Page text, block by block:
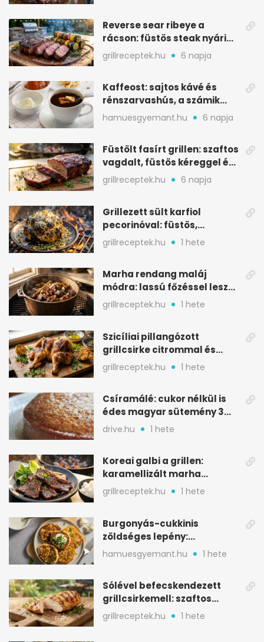
Reverse sear ribeye a
rácson: füstös steak nyári
tökkebabbal
grillreceptek.hu 6 napja
Kaffeost: sajtos kávé és
rénszarvashús, a számik
melegítő itala
hamuesgyemant.hu 6 napja
Füstölt fasírt grillen: szaftos
vagdalt, füstös kéreggel és
BBQ mázzal
grillreceptek.hu 6 napja
Grillezett sült karfiol
pecorinóval: füstös,
karamellizált nyári kedvenc
grillreceptek.hu 1 hete
Marha rendang maláj
módra: lassú főzéssel lesz
igazán szaftos
grillreceptek.hu 1 hete
Szicíliai pillangózott
grillcsirke citrommal és
oregánóval
grillreceptek.hu 1 hete
Csíramálé: cukor nélkül is
édes magyar sütemény 3
alapanyagból
drive.hu 1 hete
Koreai galbi a grillen:
karamellizált marha
rövidborda gyorsan
grillreceptek.hu 1 hete
Burgonyás-cukkinis
zöldséges lepény:
aranybarna, szaftos, hús
nélkül is
hamuesgyemant.hu 1 hete
Sólével befecskendezett
grillcsirkemell: szaftos
marad, nem szárad ki
grillreceptek.hu 1 hete